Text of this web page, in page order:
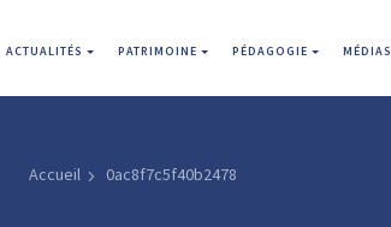
ACTUALITÉS PATRIMOINE PÉDAGOGIE MÉDIAS
Accueil 0ac8f7c5f40b2478